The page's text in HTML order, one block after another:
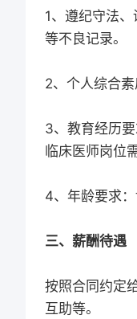
1、遵纪守法
等不良记录。
2、个人综合
3、教育经历
临床医师岗位
4、年龄要求
三、薪酬待遇
按照合同约定
互助等。